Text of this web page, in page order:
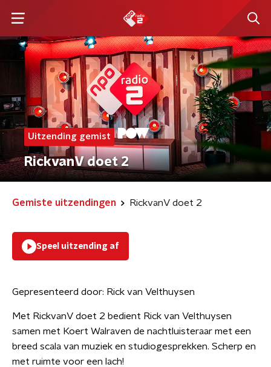
Uitzending gemist
RickvanV doet 2
Gemiste uitzendingen RickvanV doet 2
Speel uitzending af
Gepresenteerd door: Rick van Velthuysen
Met RickvanV doet 2 bedient Rick van Velthuysen
samen met Koert Walraven de nachtluisteraar met een
breed scala van muziek en studiogesprekken. Scherp en
met ruimte voor een lach!